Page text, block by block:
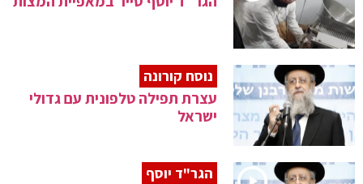
נוסח קורונה
עצרת תפילה טלפונית עם גדולי
ישראל
הגר"ד יוסף